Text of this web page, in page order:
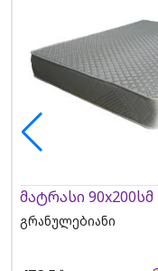
მატრასი 90x200სმ
გრანულებიანი